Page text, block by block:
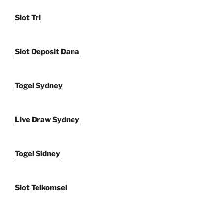
Slot Tri
Slot Deposit Dana
Togel Sydney
Live Draw Sydney
Togel Sidney
Slot Telkomsel